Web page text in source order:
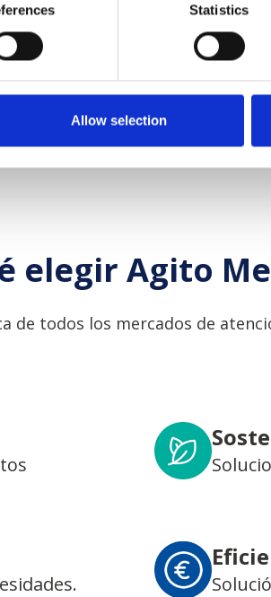
Statistics
Allow selection
elegir Agito
de todos los mercados de